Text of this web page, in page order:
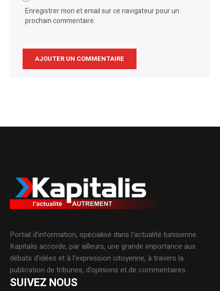
Enregistrer mon et email sur ce navigateur pour un
prochain commentaire.
Portail d’information, spécialisé dans l’actualité tunisienne.
Kapitalis accorde, par ailleurs, une grande importance aux
débats d’idées et à l’expression citoyenne, à travers la
publication de tribunes, d’opinions et de commentaires.
SUIVEZ NOUS